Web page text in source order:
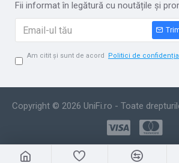
Fii informat în legătură cu noutățile și
Am citit și sunt de acord Politici de
Copyright © 2026 UniFi.ro - Toate